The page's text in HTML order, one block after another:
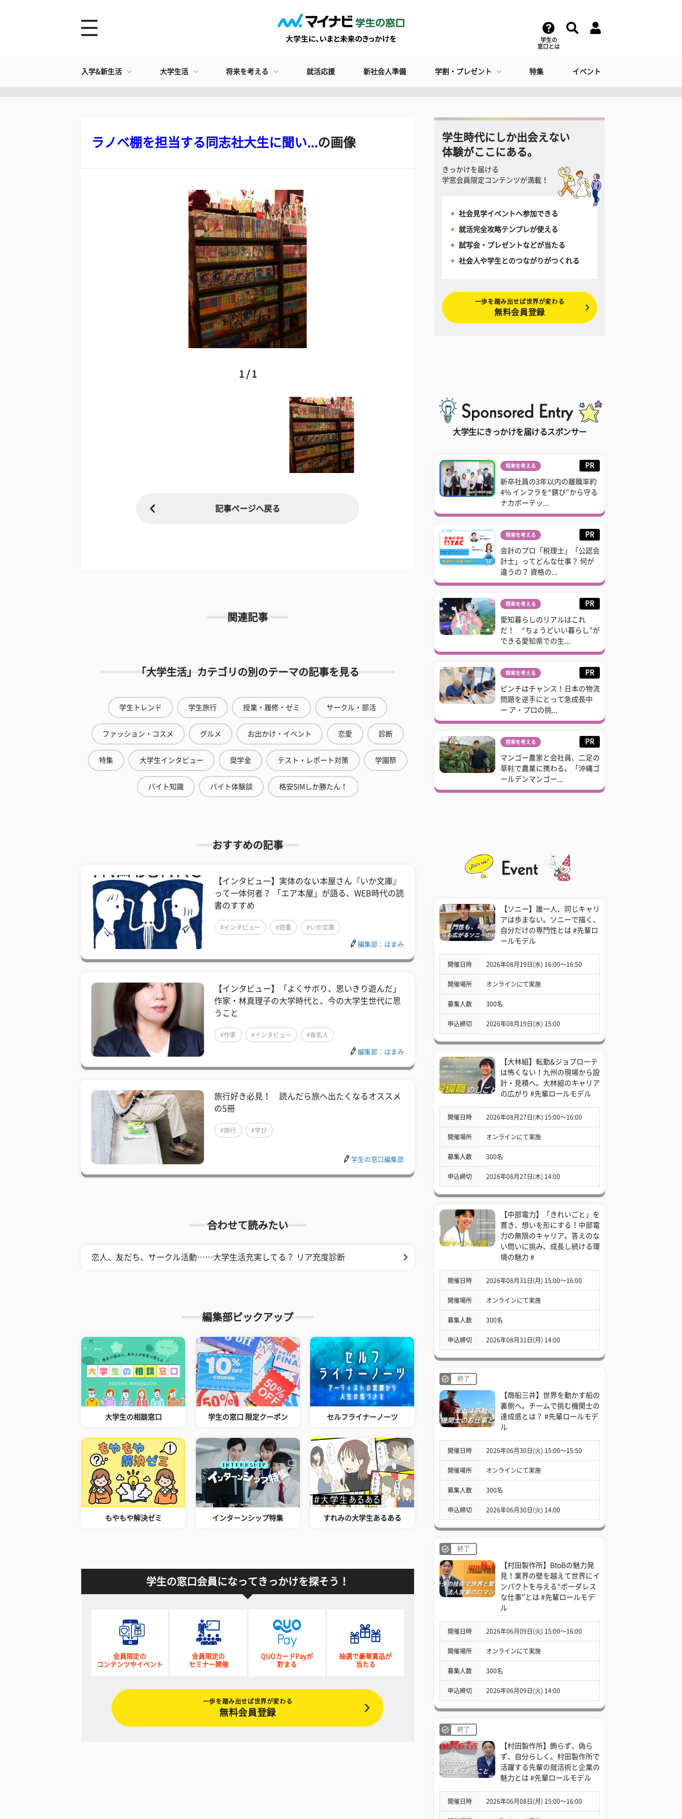
学生の
窓口とは
入学&新生活 大学生活 将来を考える 就活応援 新社会人準備 学割・プレゼント 特集 イベント
ラノベ棚を担当する同志社大生に聞い...の画像
1 / 1
記事ページへ戻る
関連記事
「大学生活」カテゴリの別のテーマの記事を見る
学生トレンド 学生旅行 授業・履修・ゼミ サークル・部活
ファッション・コスメ グルメ お出かけ・イベント 恋愛 診断
特集 大学生インタビュー 奨学金 テスト・レポート対策 学園祭
バイト知識 バイト体験談 格安SIMしか勝たん！
おすすめの記事
【インタビュー】実体のない本屋さん『いか文庫』
って一体何者？ 「エア本屋」が語る、WEB時代の読
書のすすめ
#インタビュー #読書 #いか文庫
編集部：はまみ
【インタビュー】「よくサボり、思いきり遊んだ」
作家・林真理子の大学時代と、今の大学生世代に思
うこと
#作家 #インタビュー #有名人
編集部：はまみ
旅行好き必見！ 読んだら旅へ出たくなるオススメ
の5冊
#旅行 #学び
学生の窓口編集部
合わせて読みたい
恋人、友だち、サークル活動……大学生活充実してる？ リア充度診断
編集部ピックアップ
大学生の相談窓口 学生の窓口 限定クーポン セルフライナーノーツ
もやもや解決ゼミ インターンシップ特集 すれみの大学生あるある
学生の窓口会員になってきっかけを探そう！
会員限定の
コンテンツやイベント
会員限定の
セミナー開催
QUOカードPayが
貯まる
抽選で豪華賞品が
当たる
一歩を踏み出せば世界が変わる
無料会員登録
学生時代にしか出会えない
体験がここにある。
きっかけを届ける
学窓会員限定コンテンツが満載！
社会見学イベントへ参加できる
就活完全攻略テンプレが使える
試写会・プレゼントなどが当たる
社会人や学生とのつながりがつくれる
一歩を踏み出せば世界が変わる
無料会員登録
大学生にきっかけを届けるスポンサー
将来を考える PR
新卒社員の3年以内の離職率約
4% インフラを“錆び”から守る
ナカボーテッ...
将来を考える PR
会計のプロ「税理士」「公認会
計士」ってどんな仕事？ 何が
違うの？ 資格の...
将来を考える PR
愛知暮らしのリアルはこれ
だ！ “ちょうどいい暮らし”が
できる愛知県での生...
将来を考える PR
ピンチはチャンス！日本の物流
問題を逆手にとって急成長中
ー ア・プロの挑...
将来を考える PR
マンゴー農家と会社員、二足の
草鞋で農業に携わる。「沖縄ゴ
ールデンマンゴー...
【ソニー】誰一人、同じキャリ
アは歩まない。ソニーで描く、
自分だけの専門性とは #先輩ロ
ールモデル
開催日時 2026年08月19日(水) 16:00〜16:50
開催場所 オンラインにて実施
募集人数 300名
申込締切 2026年08月19日(水) 15:00
【大林組】転勤&ジョブローテ
は怖くない！九州の現場から設
計・見積へ。大林組のキャリア
の広がり #先輩ロールモデル
開催日時 2026年08月27日(木) 15:00〜16:00
開催場所 オンラインにて実施
募集人数 300名
申込締切 2026年08月27日(木) 14:00
【中部電力】「きれいごと」を
貫き、想いを形にする！中部電
力の無限のキャリア。答えのな
い問いに挑み、成長し続ける環
境の魅力 #
開催日時 2026年08月31日(月) 15:00〜16:00
開催場所 オンラインにて実施
募集人数 300名
申込締切 2026年08月31日(月) 14:00
終了
【商船三井】世界を動かす船の
裏側へ。チームで挑む機関士の
達成感とは？ #先輩ロールモデ
ル
開催日時 2026年06月30日(火) 15:00〜15:50
開催場所 オンラインにて実施
募集人数 300名
申込締切 2026年06月30日(火) 14:00
終了
【村田製作所】BtoBの魅力発
見！業界の壁を越えて世界にイ
ンパクトを与える“ボーダレス
な仕事”とは #先輩ロールモデ
ル
開催日時 2026年06月09日(火) 15:00〜16:00
開催場所 オンラインにて実施
募集人数 300名
申込締切 2026年06月09日(火) 14:00
終了
【村田製作所】飾らず、偽ら
ず、自分らしく。村田製作所で
活躍する先輩の就活術と企業の
魅力とは #先輩ロールモデル
開催日時 2026年06月08日(月) 15:00〜16:00